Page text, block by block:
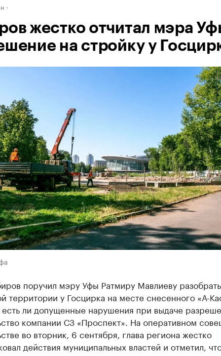
жестко отчитал мэра
на стройку у
поручил мэру Уфы Ратмиру Мавлиеву
территории у Госцирка на месте снесенного «А-
есть ли допущенные нарушения при выдаче
компании СЗ «Проспект». На оперативном
во вторник, 6 сентября, глава региона жестко
действия муниципальных властей и отметил,